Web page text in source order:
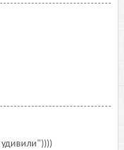
удивили"))))